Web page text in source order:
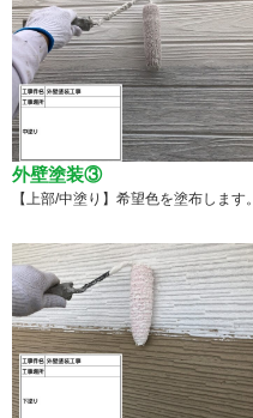
外壁塗装③
【上部/中塗り】希望色を塗布します。